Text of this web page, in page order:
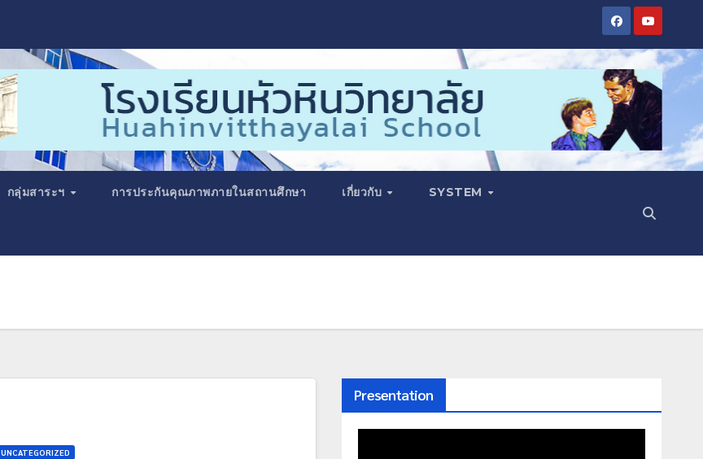
กลุ่มสาระฯ การประกันคุณภาพภายในสถานศึกษา เกี่ยวกับ SYSTEM
UNCATEGORIZED
Presentation